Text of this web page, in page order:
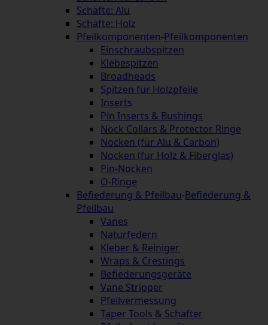
Schäfte: Alu
Schäfte: Holz
Pfeilkomponenten-Pfeilkomponenten
Einschraubspitzen
Klebespitzen
Broadheads
Spitzen für Holzpfeile
Inserts
Pin Inserts & Bushings
Nock Collars & Protector Ringe
Nocken (für Alu & Carbon)
Nocken (für Holz & Fiberglas)
Pin-Nocken
O-Ringe
Befiederung & Pfeilbau-Befiederung &
Pfeilbau
Vanes
Naturfedern
Kleber & Reiniger
Wraps & Crestings
Befiederungsgeräte
Vane Stripper
Pfeilvermessung
Taper Tools & Schafter